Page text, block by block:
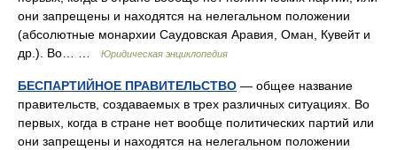
они запрещены и находятся на нелегальном положении
(абсолютные монархии Саудовская Аравия, Оман, Кувейт и
др.). Во… …
Юридическая энциклопедия
БЕСПАРТИЙНОЕ ПРАВИТЕЛЬСТВО — общее название
правительств, создаваемых в трех различных ситуациях. Во
первых, когда в стране нет вообще политических партий или
они запрещены и находятся на нелегальном положении